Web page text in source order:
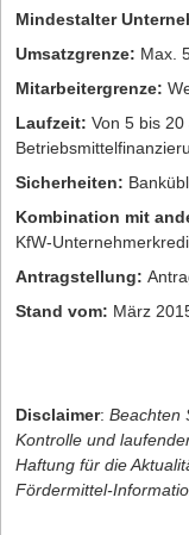
Mindestalter
Umsatzgrenze: Max.
Mitarbeitergrenze:
Laufzeit: Von 5 bis
Sicherheiten:
Kombination mit
KfW-
Antragstellung:
Stand vom: März
Disclaimer: Beachten
Kontrolle und
Haftung für die
Fördermittel-